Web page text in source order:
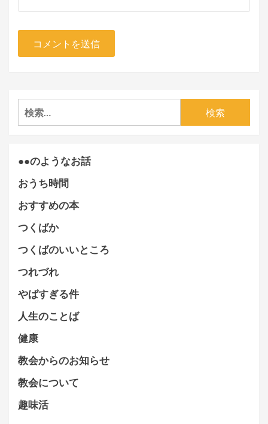
検
索:
●●のようなお話
おうち時間
おすすめの本
つくばか
つくばのいいところ
つれづれ
やばすぎる件
人生のことば
健康
教会からのお知らせ
教会について
趣味活